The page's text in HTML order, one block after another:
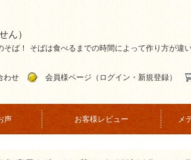
ん）
ば！ そばは食べるまでの時間によって作り方が違い
わせ 会員様ページ（ログイン・新規登録）
声 お客様レビュー メ